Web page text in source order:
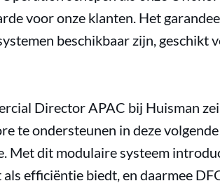
voor onze klanten. Het
beschikbaar zijn, geschikt
Director APAC bij Huisman
te ondersteunen in deze
Met dit modulaire systeem
efficiëntie biedt, en daarmee